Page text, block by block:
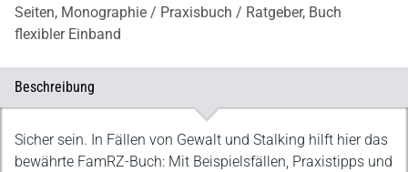
Seiten, Monographie / Praxisbuch / Ratgeber, Buch
flexibler Einband
Beschreibung
Beschreibung
Sicher sein. In Fällen von Gewalt und Stalking hilft hier das
bewährte FamRZ-Buch: Mit Beispielsfällen, Praxistipps und